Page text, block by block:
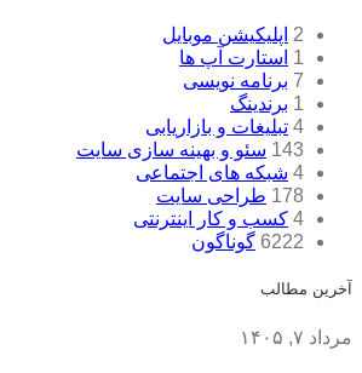
2 اپلیکیشن موبایل
1 استارت آپ ها
7 برنامه نویسی
1 برندینگ
4 تبلیغات و بازاریابی
143 سئو و بهینه سازی سایت
4 شبکه های اجتماعی
178 طراحی سایت
4 کسب و کار اینترنتی
6222 گوناگون
آخرین مطالب
مرداد ۷, ۱۴۰۵